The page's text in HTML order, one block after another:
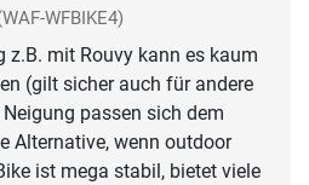
WFBIKE4)
z.B. mit Rouvy kann es kaum
(gilt sicher auch für andere
passen sich dem
Alternative, wenn outdoor
ist mega stabil, bietet viele